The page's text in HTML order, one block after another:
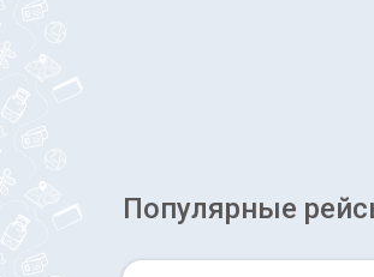
Популярные